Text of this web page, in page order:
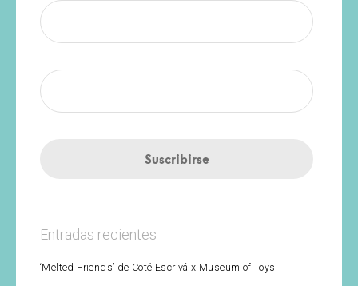
Entradas recientes
‘Melted Friends’ de Coté Escrivá x Museum of Toys